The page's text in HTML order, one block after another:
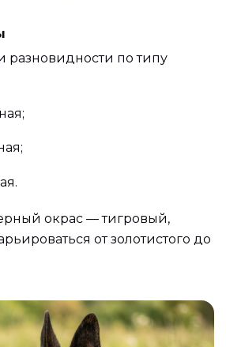
разновидности по типу
окрас — тигровый,
от золотистого до